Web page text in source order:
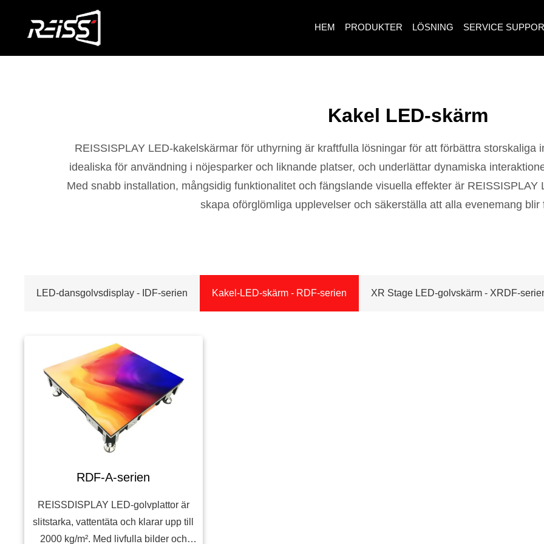
HEM PRODUKTER LÖSNING SERVICE
Kakel LED-skärm
REISSISPLAY LED-kakelskärmar för uthyrning är kraftfulla lösningar för att förbättra storskaliga
idealiska för användning i nöjesparker och liknande platser, och underlättar dynamiska
Med snabb installation, mångsidig funktionalitet och fängslande visuella effekter är
skapa oförglömliga upplevelser och säkerställa att alla evenemang blir
LED-dansgolvsdisplay - IDF-serien Kakel-LED-skärm - RDF-serien XR Stage LED-golvskärm - XRDF-
RDF-A-serien
REISSDISPLAY LED-golvplattor är
slitstarka, vattentäta och klarar upp till
2000 kg/m². Med livfulla bilder och